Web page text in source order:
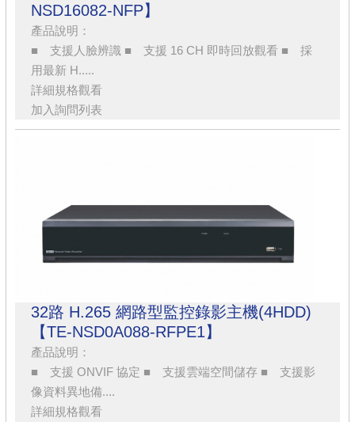
NSD16082-NFP】
產品說明：
■ 支援人臉辨識 ■ 支援 16 CH 即時回放觀看 ■ 採
用最新 H.....
詳細規格觀看
加入詢問列表
32路 H.265 網路型監控錄影主機(4HDD)
【TE-NSD0A088-RFPE1】
產品說明：
■ 支援 ONVIF 協定 ■ 支援雲端空間儲存 ■ 支援影
像資料異地備....
詳細規格觀看